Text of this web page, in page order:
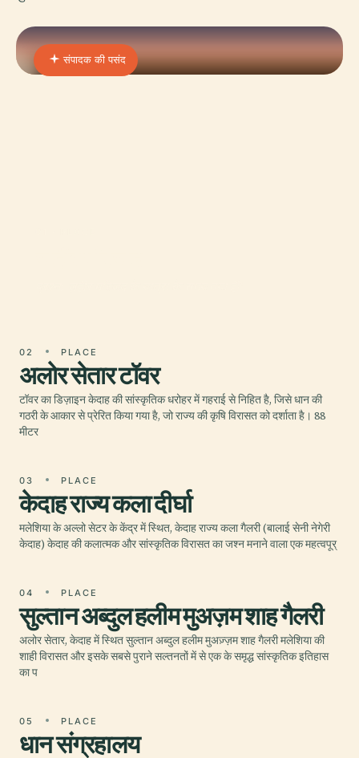
संपादक की पसंद
02 PLACE
अलोर सेतार टॉवर
टॉवर का डिज़ाइन केदाह की सांस्कृतिक धरोहर में गहराई से निहित है, जिसे धान की
गठरी के आकार से प्रेरित किया गया है, जो राज्य की कृषि विरासत को दर्शाता है। 88
मीटर
03 PLACE
केदाह राज्य कला दीर्घा
मलेशिया के अल्लो सेटर के केंद्र में स्थित, केदाह राज्य कला गैलरी (बालाई सेनी नेगेरी
केदाह) केदाह की कलात्मक और सांस्कृतिक विरासत का जश्न मनाने वाला एक महत्वपूर्
04 PLACE
सुल्तान अब्दुल हलीम मुअज़म शाह गैलरी
अलोर सेतार, केदाह में स्थित सुल्तान अब्दुल हलीम मुअज़्ज़म शाह गैलरी मलेशिया की
शाही विरासत और इसके सबसे पुराने सल्तनतों में से एक के समृद्ध सांस्कृतिक इतिहास
का प
05 PLACE
धान संग्रहालय